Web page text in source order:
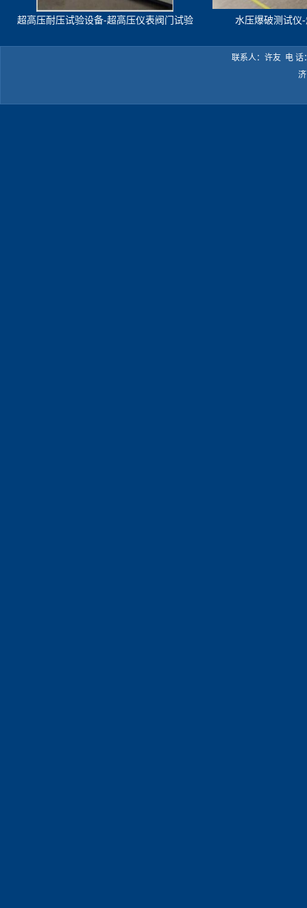
超高压耐压试验设备-超高压仪表阀门试验
水压爆破测试仪
联系人：许友 电 话